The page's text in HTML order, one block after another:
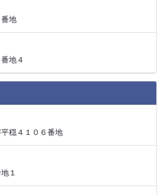
地
地４
穏４１０６番地
１